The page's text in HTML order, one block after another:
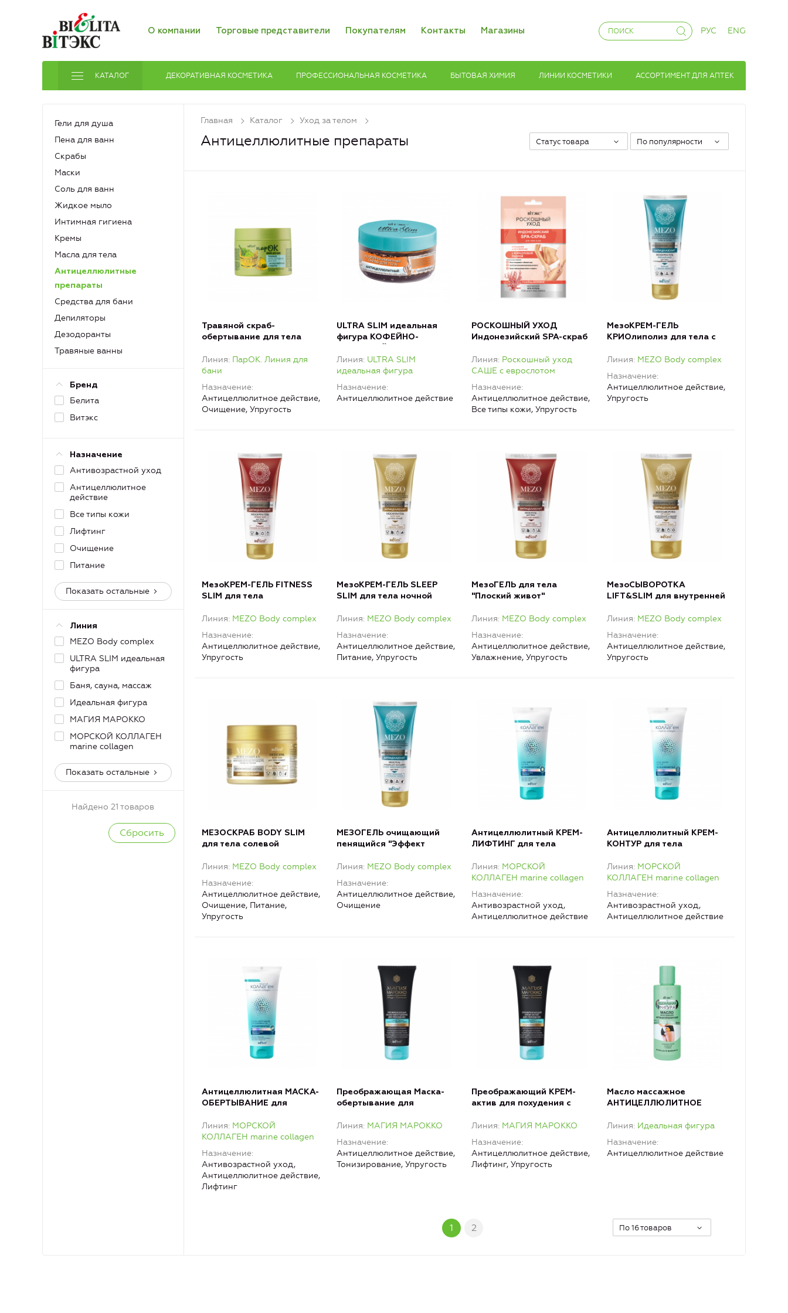
О компании Торговые представители Покупателям Контакты Магазины РУС ENG
КАТАЛОГ ДЕКОРАТИВНАЯ КОСМЕТИКА ПРОФЕССИОНАЛЬНАЯ КОСМЕТИКА БЫТОВАЯ ХИМИЯ ЛИНИИ КОСМЕТИКИ АССОРТИМЕНТ ДЛЯ АПТЕК
Гели для душа
Пена для ванн
Скрабы
Маски
Соль для ванн
Жидкое мыло
Интимная гигиена
Кремы
Масла для тела
Антицеллюлитные
препараты
Средства для бани
Депиляторы
Дезодоранты
Травяные ванны
Бренд
Белита
Витэкс
Назначение
Антивозрастной уход
Антицеллюлитное
действие
Все типы кожи
Лифтинг
Очищение
Питание
Показать остальные
Линия
MEZO Body complex
ULTRA SLIM идеальная
фигура
Баня, сауна, массаж
Идеальная фигура
МАГИЯ МАРОККО
МОРСКОЙ КОЛЛАГЕН
marine collagen
Показать остальные
Найдено 21 товаров
Главная Каталог Уход за телом
Антицеллюлитные препараты Статус товара По популярности
Травяной скраб-
обертывание для тела
имбирем ПарОК
Линия ПарОК. Линия для
бани
Назначение
Антицеллюлитное действие,
Очищение, Упругость
ULTRA SLIM идеальная
фигура КОФЕЙНО-
Антицеллюлитный скраб
для тела (горячая
Линия ULTRA SLIM
идеальная фигура
Назначение
Антицеллюлитное действие
РОСКОШНЫЙ УХОД
Индонезийский SPA-скраб
коралловой пудрой
Линия Роскошный уход
САШЕ с еврослотом
Назначение
Антицеллюлитное действие,
Все типы кожи, Упругость
МезоКРЕМ-ГЕЛЬ
КРИОлиполиз для тела с
Линия MEZO Body complex
Назначение
Антицеллюлитное действие,
Упругость
МезоКРЕМ-ГЕЛЬ FITNESS
SLIM для тела
Линия MEZO Body complex
Назначение
Антицеллюлитное действие,
Упругость
МезоКРЕМ-ГЕЛЬ SLEEP
SLIM для тела ночной
Линия MEZO Body complex
Назначение
Антицеллюлитное действие,
Питание, Упругость
МезоГЕЛЬ для тела
"Плоский живот"
Линия MEZO Body complex
Назначение
Антицеллюлитное действие,
Увлажнение, Упругость
МезоСЫВОРОТКА
LIFT&SLIM для внутренней
рук и бедер
Линия MEZO Body complex
Назначение
Антицеллюлитное действие,
Упругость
МЕЗОСКРАБ BODY SLIM
для тела солевой
Линия MEZO Body complex
Назначение
Антицеллюлитное действие,
Очищение, Питание,
Упругость
МЕЗОГЕЛЬ очищающий
пенящийся "Эффект
Линия MEZO Body complex
Назначение
Антицеллюлитное действие,
Очищение
Антицеллюлитный КРЕМ-
ЛИФТИНГ для тела
Линия МОРСКОЙ
КОЛЛАГЕН marine collagen
Назначение
Антивозрастной уход,
Антицеллюлитное действие
Антицеллюлитный КРЕМ-
КОНТУР для тела
Линия МОРСКОЙ
КОЛЛАГЕН marine collagen
Назначение
Антивозрастной уход,
Антицеллюлитное действие
Антицеллюлитная МАСКА-
ОБЕРТЫВАНИЕ для
водорослевая
Линия МОРСКОЙ
КОЛЛАГЕН marine collagen
Назначение
Антивозрастной уход,
Антицеллюлитное действие,
Лифтинг
Преображающая Маска-
обертывание для
и маслом черного тмина
Линия МАГИЯ МАРОККО
Назначение
Антицеллюлитное действие,
Тонизирование, Упругость
Преображающий КРЕМ-
актив для похудения с
тмина
Линия МАГИЯ МАРОККО
Назначение
Антицеллюлитное действие,
Лифтинг, Упругость
Масло массажное
АНТИЦЕЛЛЮЛИТНОЕ
Линия Идеальная фигура
Назначение
Антицеллюлитное действие
1 2 По 16 товаров